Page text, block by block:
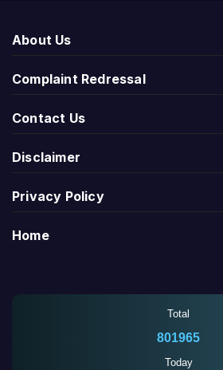
About Us
Complaint Redressal
Contact Us
Disclaimer
Privacy Policy
Home
Total
801965
Today